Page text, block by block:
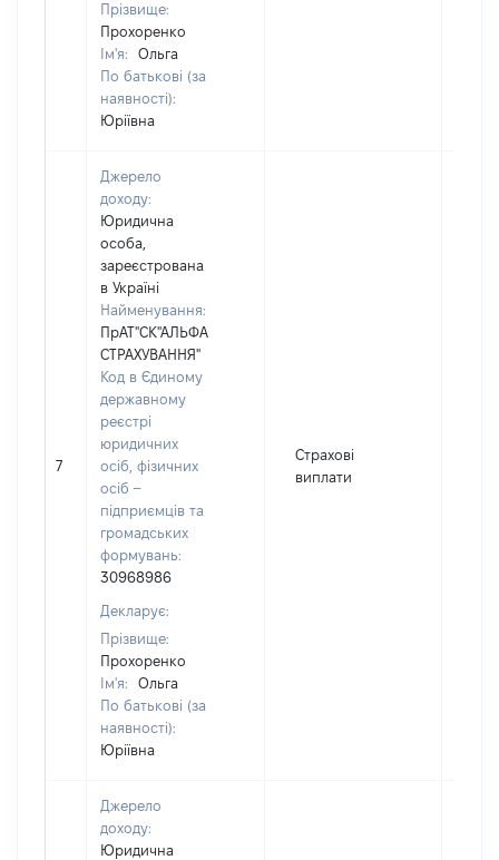
Прізвище:
Прохоренко
Ім'я:
Ольга
По батькові (за
наявності):
Юріївна
7
Джерело
доходу:
Юридична
особа,
зареєстрована
в Україні
Найменування:
ПрАТ"СК"АЛЬФА
СТРАХУВАННЯ"
Код в Єдиному
державному
реєстрі
юридичних
осіб, фізичних
осіб –
підприємців та
громадських
формувань:
30968986
Декларує:
Прізвище:
Прохоренко
Ім'я:
Ольга
По батькові (за
наявності):
Юріївна
Страхові
виплати
Джерело
доходу:
Юридична